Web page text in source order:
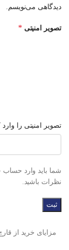
دیدگاهی می‌نویسم.
تصویر امنیتی *
تصویر امنیتی را وارد
شما باید وارد حساب
نظرات باشید.
مزایای خرید از